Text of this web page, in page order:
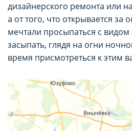
дизайнерского ремонта или
а от того, что открывается за
мечтали просыпаться с
засыпать, глядя на огни
время присмотреться к этим